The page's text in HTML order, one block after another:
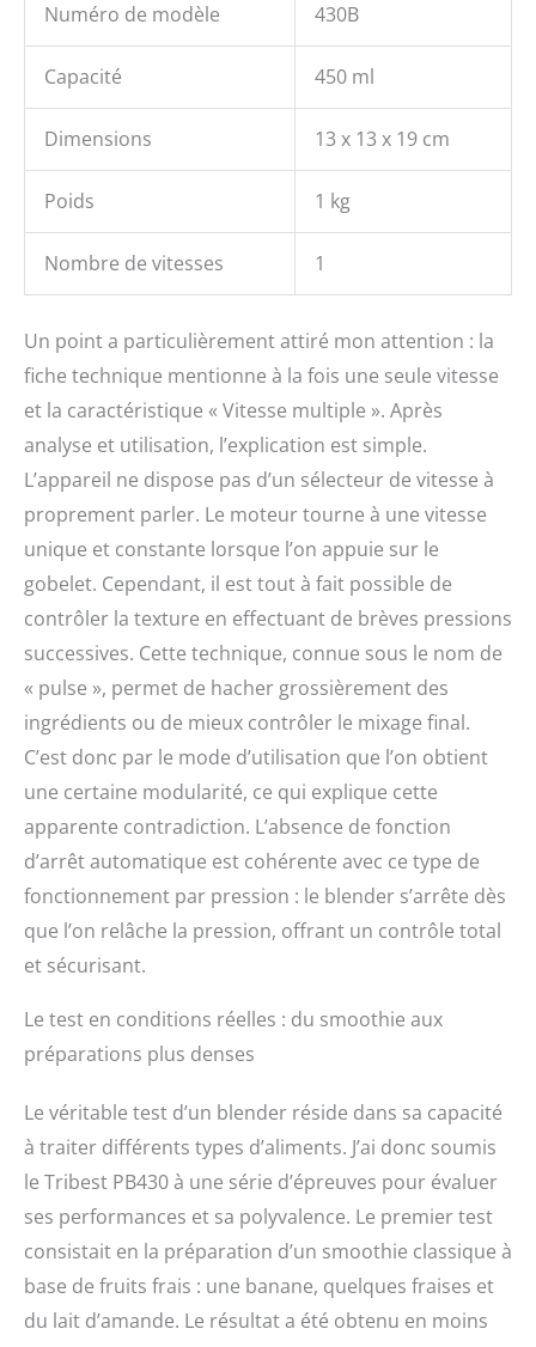
Numéro de modèle 430B
Capacité 450 ml
Dimensions 13 x 13 x 19 cm
Poids 1 kg
Nombre de vitesses 1
Un point a particulièrement attiré mon attention : la
fiche technique mentionne à la fois une seule vitesse
et la caractéristique « Vitesse multiple ». Après
analyse et utilisation, l’explication est simple.
L’appareil ne dispose pas d’un sélecteur de vitesse à
proprement parler. Le moteur tourne à une vitesse
unique et constante lorsque l’on appuie sur le
gobelet. Cependant, il est tout à fait possible de
contrôler la texture en effectuant de brèves pressions
successives. Cette technique, connue sous le nom de
« pulse », permet de hacher grossièrement des
ingrédients ou de mieux contrôler le mixage final.
C’est donc par le mode d’utilisation que l’on obtient
une certaine modularité, ce qui explique cette
apparente contradiction. L’absence de fonction
d’arrêt automatique est cohérente avec ce type de
fonctionnement par pression : le blender s’arrête dès
que l’on relâche la pression, offrant un contrôle total
et sécurisant.
Le test en conditions réelles : du smoothie aux
préparations plus denses
Le véritable test d’un blender réside dans sa capacité
à traiter différents types d’aliments. J’ai donc soumis
le Tribest PB430 à une série d’épreuves pour évaluer
ses performances et sa polyvalence. Le premier test
consistait en la préparation d’un smoothie classique à
base de fruits frais : une banane, quelques fraises et
du lait d’amande. Le résultat a été obtenu en moins